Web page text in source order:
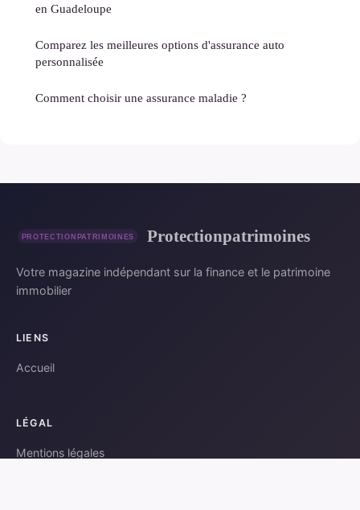
en Guadeloupe
Comparez les meilleures options d'assurance auto
personnalisée
Comment choisir une assurance maladie ?
Protectionpatrimoines
Votre magazine indépendant sur la finance et le patrimoine
immobilier
LIENS
Accueil
LÉGAL
Mentions légales